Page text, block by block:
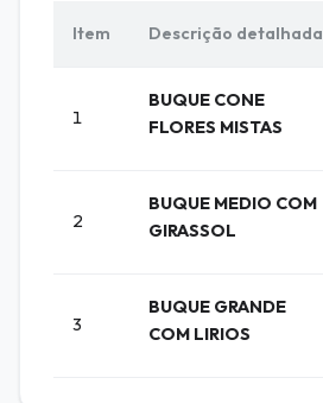
Item Descrição detalhada
1
BUQUE CONE
FLORES MISTAS
2
BUQUE MEDIO COM
GIRASSOL
3
BUQUE GRANDE
COM LIRIOS